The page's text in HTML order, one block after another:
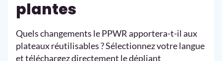
plantes
Quels changements le PPWR apportera-t-il aux
plateaux réutilisables ? Sélectionnez votre langue
et téléchargez directement le dépliant